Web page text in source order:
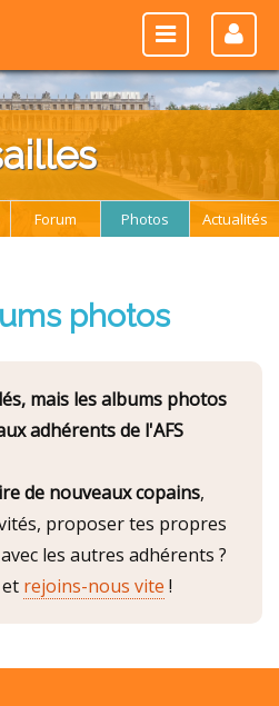
Forum Photos Actualités
photos
mais les albums photos
adhérents de l'AFS
de nouveaux copains,
proposer tes propres
les autres adhérents ?
rejoins-nous vite !